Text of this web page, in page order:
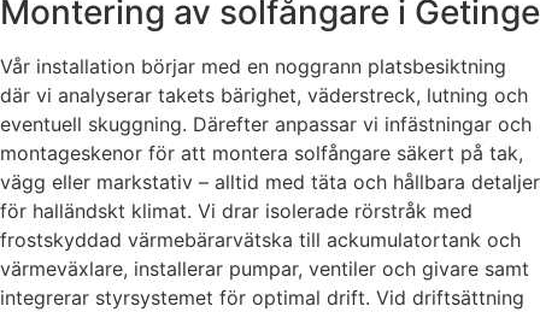
Montering av solfångare i Getinge
Vår installation börjar med en noggrann platsbesiktning
där vi analyserar takets bärighet, väderstreck, lutning och
eventuell skuggning. Därefter anpassar vi infästningar och
montageskenor för att montera solfångare säkert på tak,
vägg eller markstativ – alltid med täta och hållbara detaljer
för halländskt klimat. Vi drar isolerade rörstråk med
frostskyddad värmebärarvätska till ackumulatortank och
värmeväxlare, installerar pumpar, ventiler och givare samt
integrerar styrsystemet för optimal drift. Vid driftsättning